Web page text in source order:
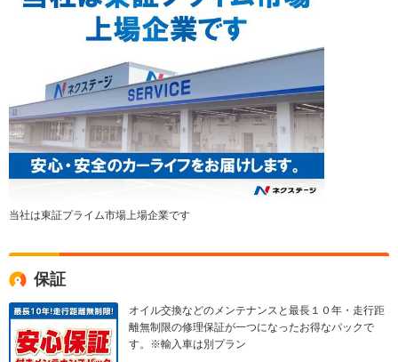
当社は東証プライム市場上場企業です
保証
オイル交換などのメンテナンスと最長１０年・走行距
離無制限の修理保証が一つになったお得なパックで
す。※輸入車は別プラン